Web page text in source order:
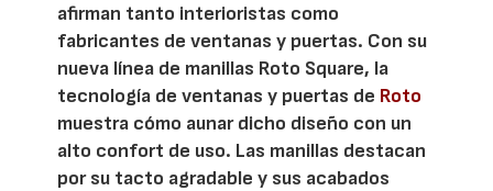
afirman tanto interioristas como
fabricantes de ventanas y puertas. Con su
nueva línea de manillas Roto Square, la
tecnología de ventanas y puertas de Roto
muestra cómo aunar dicho diseño con un
alto confort de uso. Las manillas destacan
por su tacto agradable y sus acabados